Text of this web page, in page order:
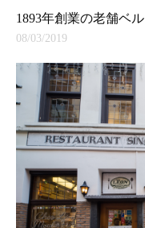
1893年創業の老舗ベ
08/03/2019